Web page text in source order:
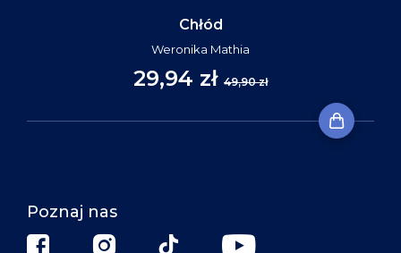
Chłód
Weronika Mathia
29,94 zł 49,90 zł
Poznaj nas